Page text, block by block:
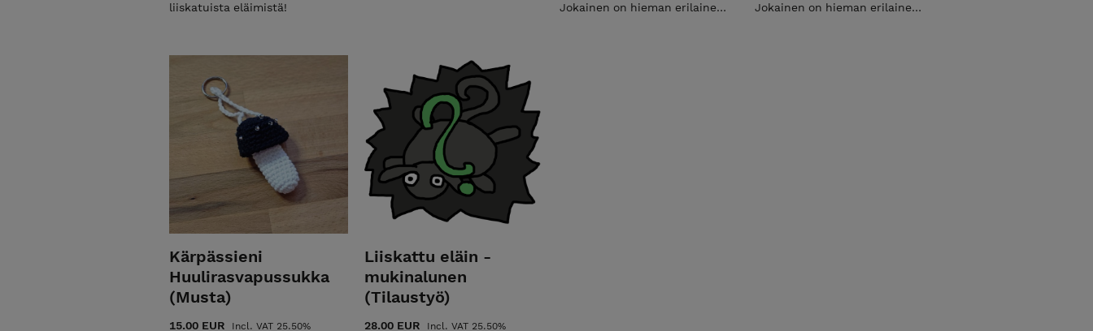
liiskatuista eläimistä!
Jokainen on hieman erilainen,
Jokainen on hieman erilainen,
Kärpässieni
Huulirasvapussukka
(Musta)
15.00 EUR Incl. VAT 25.50%
Liiskattu eläin -
mukinalunen
(Tilaustyö)
28.00 EUR Incl. VAT 25.50%